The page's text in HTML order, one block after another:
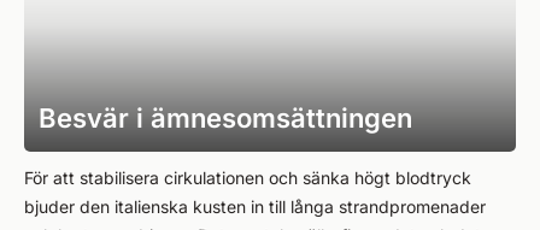
Besvär i ämnesomsättningen
För att stabilisera cirkulationen och sänka högt blodtryck
bjuder den italienska kusten in till långa strandpromenader